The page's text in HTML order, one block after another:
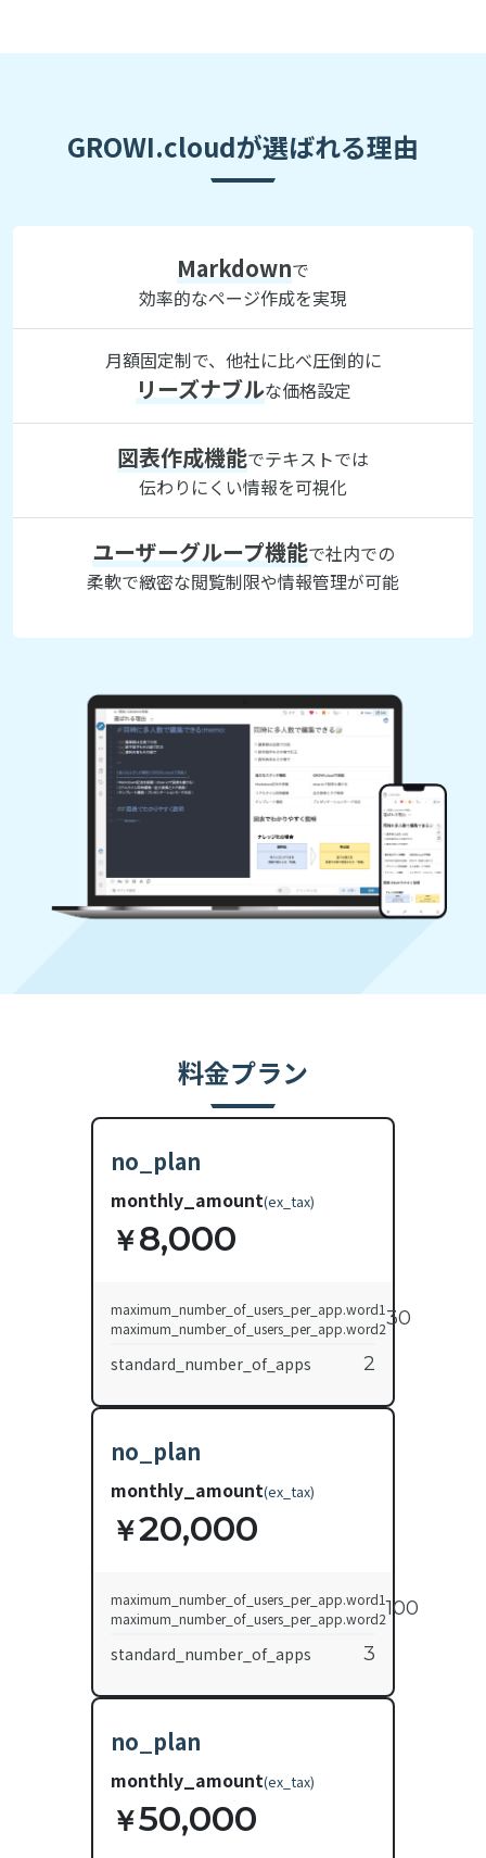
GROWI.cloudが選ばれる理由
Markdownで
効率的なページ作成を実現
月額固定制で、他社に比べ圧倒的に
リーズナブルな価格設定
図表作成機能でテキストでは
伝わりにくい情報を可視化
ユーザーグループ機能で社内での
柔軟で緻密な閲覧制限や情報管理が可能
料金プラン
no_plan
monthly_amount(ex_tax)
￥8,000
maximum_number_of_users_per_app.word1
maximum_number_of_users_per_app.word230
standard_number_of_apps 2
no_plan
monthly_amount(ex_tax)
￥20,000
maximum_number_of_users_per_app.word1
maximum_number_of_users_per_app.word2100
standard_number_of_apps 3
no_plan
monthly_amount(ex_tax)
￥50,000